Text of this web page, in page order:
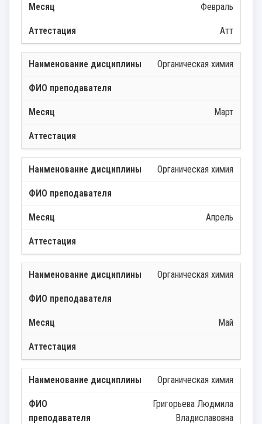
Февраль
Атт
Органическая химия
Март
Органическая химия
Апрель
Органическая химия
Май
Органическая химия
Григорьева Людмила
Владиславовна